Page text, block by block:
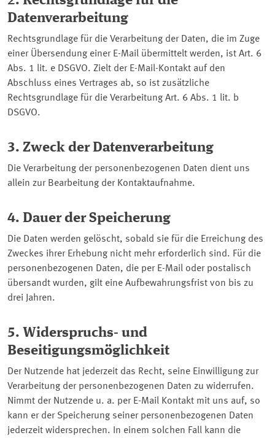
Datenverarbeitung
Rechtsgrundlage für die Verarbeitung der Daten, die im Zuge
einer Übersendung einer E-Mail übermittelt werden, ist Art. 6
Abs. 1 lit. e DSGVO. Zielt der E-Mail-Kontakt auf den
Abschluss eines Vertrages ab, so ist zusätzliche
Rechtsgrundlage für die Verarbeitung Art. 6 Abs. 1 lit. b
DSGVO.
3. Zweck der Datenverarbeitung
Die Verarbeitung der personenbezogenen Daten dient uns
allein zur Bearbeitung der Kontaktaufnahme.
4. Dauer der Speicherung
Die Daten werden gelöscht, sobald sie für die Erreichung des
Zweckes ihrer Erhebung nicht mehr erforderlich sind. Für die
personenbezogenen Daten, die per E-Mail oder postalisch
übersandt wurden, gilt eine Aufbewahrungsfrist von bis zu
drei Jahren.
5. Widerspruchs- und
Beseitigungsmöglichkeit
Der Nutzende hat jederzeit das Recht, seine Einwilligung zur
Verarbeitung der personenbezogenen Daten zu widerrufen.
Nimmt der Nutzende u. a. per E-Mail Kontakt mit uns auf, so
kann er der Speicherung seiner personenbezogenen Daten
jederzeit widersprechen. In einem solchen Fall kann die